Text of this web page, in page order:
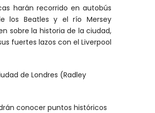
harán recorrido en autobús
los Beatles y el río Mersey
sobre la historia de la ciudad,
fuertes lazos con el Liverpool
de Londres (Radley
conocer puntos históricos